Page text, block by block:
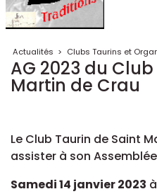
Actualités > Clubs Taurins et
AG 2023 du
Martin de Crau
Le Club Taurin de Saint
assister à son
Samedi 14 janvier 2023